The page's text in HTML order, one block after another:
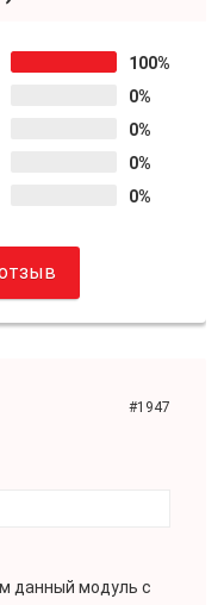
100%
0%
0%
0%
0%
#1947
данный модуль с